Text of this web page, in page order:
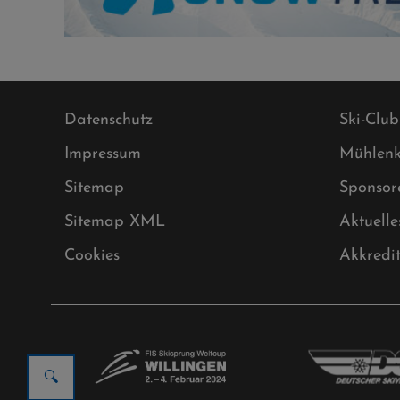
Datenschutz
Impressum
Sitemap
Sitemap XML
Cookies
Ski-Club